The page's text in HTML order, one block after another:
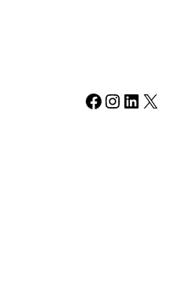
Facebook Instagram LinkedIn X